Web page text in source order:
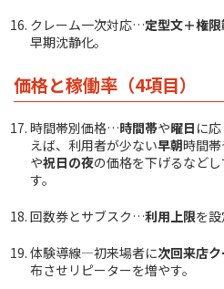
クレーム一次対応…定型文＋権限
早期沈静化。
価格と稼働率（4項目）
時間帯別価格…時間帯や曜日 に
えば、利用者が少ない早朝時間
や祝日の夜の価格を下げるなどし
す。
回数券とサブスク…利用上限を
体験導線—初来場者に次回来店ク
布させリピーターを増やす。